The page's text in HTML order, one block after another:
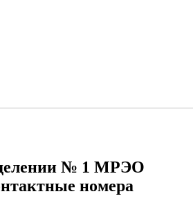
№ 1 МРЭО
номера